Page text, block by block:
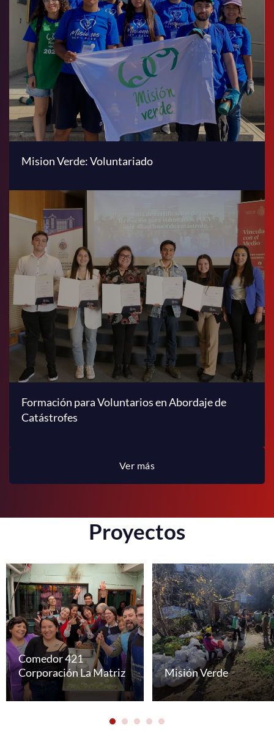
Mision Verde: Voluntariado
Formación para Voluntarios en Abordaje de
Catástrofes
Ver más
Proyectos
Comedor 421
Corporación La Matriz
Misión Verde